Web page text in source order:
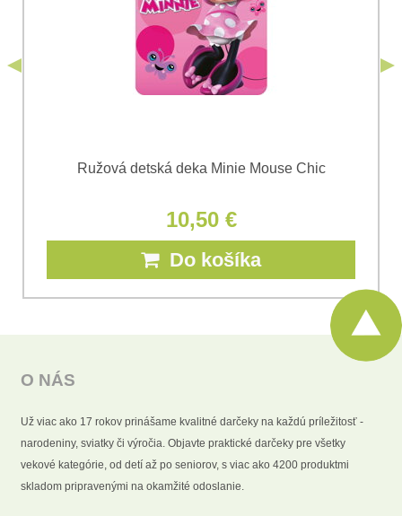
Ružová detská deka Minie Mouse Chic
10,50 €
Do košíka
O NÁS
Už viac ako 17 rokov prinášame kvalitné darčeky na každú príležitosť -
narodeniny, sviatky či výročia. Objavte praktické darčeky pre všetky
vekové kategórie, od detí až po seniorov, s viac ako 4200 produktmi
skladom pripravenými na okamžité odoslanie.